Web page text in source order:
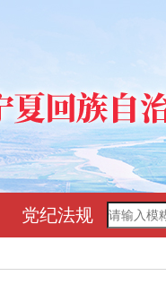
党纪法规